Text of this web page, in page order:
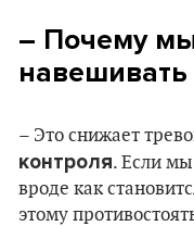
– Почему
– Это снижает
контроля. Если мы
вроде как
этому